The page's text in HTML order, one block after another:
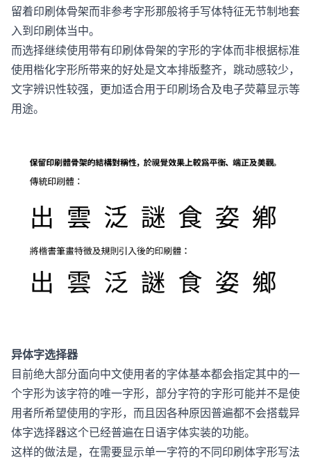
留着印刷体骨架而非参考字形那般将手写体特征无节制地套
入到印刷体当中。
而选择继续使用带有印刷体骨架的字形的字体而非根据标准
使用楷化字形所带来的好处是文本排版整齐，跳动感较少，
文字辨识性较强，更加适合用于印刷场合及电子荧幕显示等
用途。
异体字选择器
目前绝大部分面向中文使用者的字体基本都会指定其中的一
个字形为该字符的唯一字形，部分字符的字形可能并不是使
用者所希望使用的字形，而且因各种原因普遍都不会搭载异
体字选择器这个已经普遍在日语字体实装的功能。
这样的做法是，在需要显示单一字符的不同印刷体字形写法